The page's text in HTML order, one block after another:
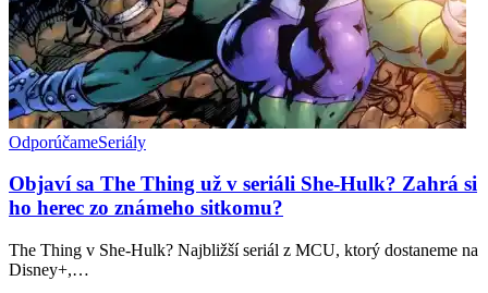
OdporúčameSeriály
Objaví sa The Thing už v seriáli She-Hulk? Zahrá si
ho herec zo známeho sitkomu?
The Thing v She-Hulk? Najbližší seriál z MCU, ktorý dostaneme na
Disney+,…